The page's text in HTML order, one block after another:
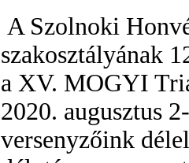
A Szolnoki
szakosztályának
a XV. MOGYI
2020. augusztus
versenyzőink